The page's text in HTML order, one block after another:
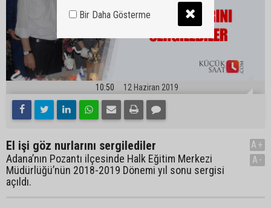
10:50 12 Haziran 2019
El işi göz nurlarını sergilediler
Adana’nın Pozantı ilçesinde Halk Eğitim Merkezi
Müdürlüğü’nün 2018-2019 Dönemi yıl sonu sergisi
açıldı.
A+
A-
Bir Daha Gösterme